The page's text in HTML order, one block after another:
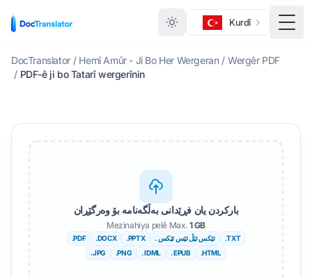
Kurdî
DocTranslator / Hemî Amûr - Ji Bo Her Wergeran / Wergêr PDF
/ PDF-ê ji bo Tatarî wergerînin
بارکردن یان فڕێدانی بەڵگەنامە بۆ وەرگێڕان
Mezinahiya pelê Max. 1 GB
.PDF .DOCX .PPTX . ئێکس ئێڵ ئێس ئێکس
.TXT
.JPG
.PNG . IDML . EPUB .HTML